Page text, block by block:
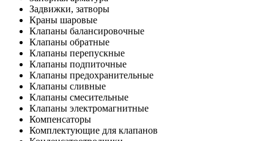
Задвижки, затворы
Краны шаровые
Клапаны балансировочные
Клапаны обратные
Клапаны перепускные
Клапаны подпиточные
Клапаны предохранительные
Клапаны сливные
Клапаны смесительные
Клапаны электромагнитные
Компенсаторы
Комплектующие для клапанов